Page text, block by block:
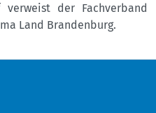
verweist der Fachverband
Land Brandenburg.